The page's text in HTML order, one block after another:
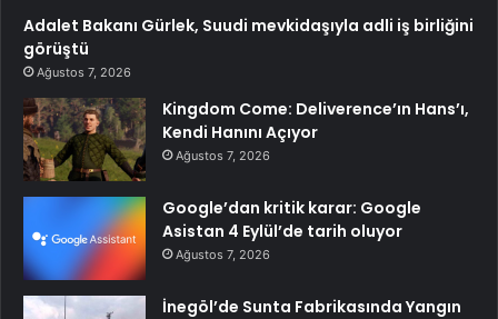
Adalet Bakanı Gürlek, Suudi mevkidaşıyla adli iş birliğini
görüştü
Ağustos 7, 2026
Kingdom Come: Deliverence’ın Hans’ı,
Kendi Hanını Açıyor
Ağustos 7, 2026
Google’dan kritik karar: Google
Asistan 4 Eylül’de tarih oluyor
Ağustos 7, 2026
İnegöl’de Sunta Fabrikasında Yangın